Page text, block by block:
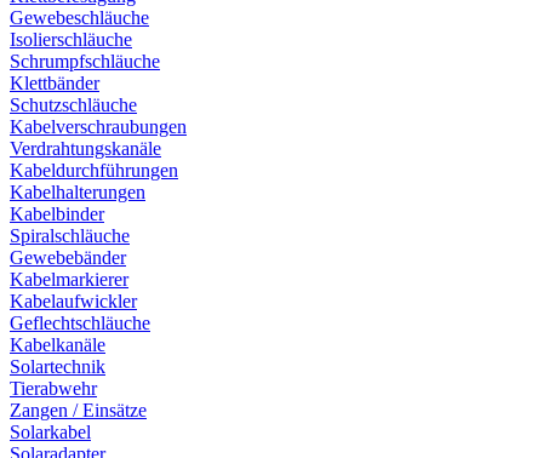
Gewebeschläuche
Isolierschläuche
Schrumpfschläuche
Klettbänder
Schutzschläuche
Kabelverschraubungen
Verdrahtungskanäle
Kabeldurchführungen
Kabelhalterungen
Kabelbinder
Spiralschläuche
Gewebebänder
Kabelmarkierer
Kabelaufwickler
Geflechtschläuche
Kabelkanäle
Solartechnik
Tierabwehr
Zangen / Einsätze
Solarkabel
Solaradapter